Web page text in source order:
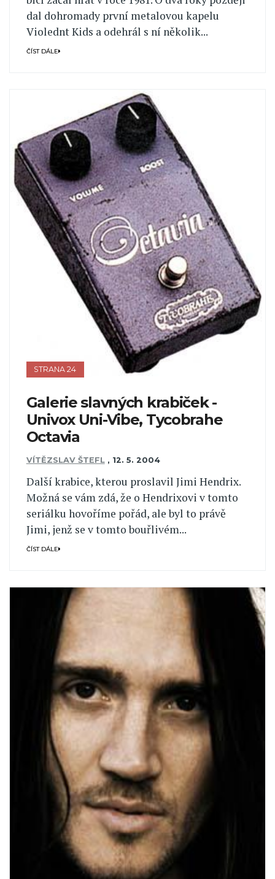
dal dohromady první metalovou kapelu
Violednt Kids a odehrál s ní několik...
ČÍST DÁLE
STRANA 24
Galerie slavných krabiček -
Univox Uni-Vibe, Tycobrahe
Octavia
VÍTĚZSLAV ŠTEFL , 12. 5. 2004
Další krabice, kterou proslavil Jimi Hendrix.
Možná se vám zdá, že o Hendrixovi v tomto
seriálku hovoříme pořád, ale byl to právě
Jimi, jenž se v tomto bouřlivém...
ČÍST DÁLE